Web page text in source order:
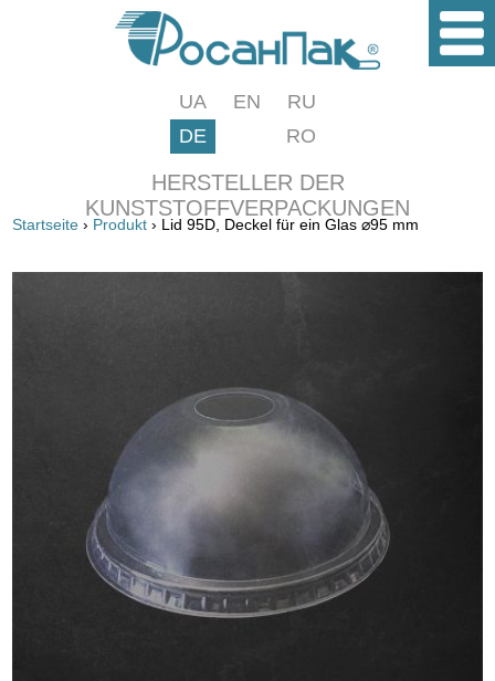
UA EN
RU
DE
RO
HERSTELLER DER
KUNSTSTOFFVERPACKUNGEN
Startseite › Produkt › Lid 95D, Deckel für ein Glas ⌀95 mm